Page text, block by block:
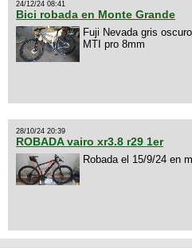
24/12/24 08:41
Bici robada en Monte Grande
Fuji Nevada gris
MTI pro 8mm
28/10/24 20:39
ROBADA vairo xr3.8 r29 1er
Robada el 15/9/24 en